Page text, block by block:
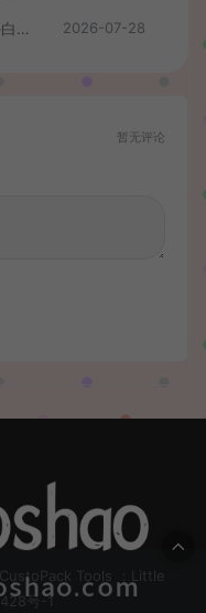
战神引擎传奇手游【1.80野战元素-白猪7.2免授权】最新整理Win系特色服务端+安卓+GM授权物品后台+详细搭建教程 2026-07-28
暂无评论
Tools ：Little
号-1